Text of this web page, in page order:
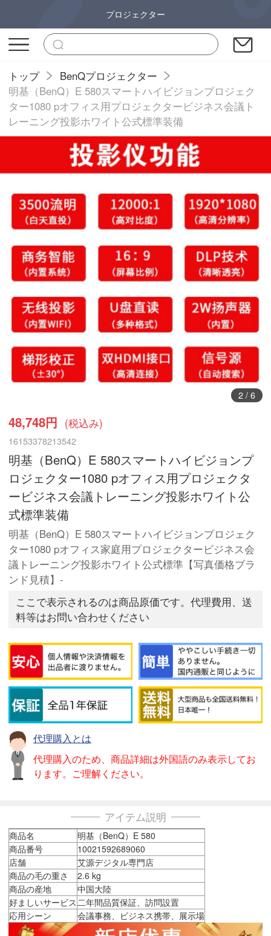
プロジェクター
トップ
BenQプロジェクター
明基（BenQ）E 580スマートハイビジョンプロジェク
ター1080 pオフィス用プロジェクタービジネス会議ト
レーニング投影ホワイト公式標準装備
3/ 6
48,748円 (税込み)
16153378213542
明基（BenQ）E 580スマートハイビジョンプ
ロジェクター1080 pオフィス用プロジェクタ
ービジネス会議トレーニング投影ホワイト公
式標準装備
明基（BenQ）E 580スマートハイビジョンプロジェク
ター1080 pオフィス家庭用プロジェクタービジネス会
議トレーニング投影ホワイト公式標準【写真価格ブラ
ンド見積】-
ここで表示されるのは商品原価です。代理費用、送
料等はお問い合わせください
代理購入とは
代理購入のため、商品詳細は外国語のみ表示してお
ります。ご理解ください。
アイテム説明
商品名
明基（BenQ）E 580
商品番号
10021592689060
店舗
艾源デジタル専門店
商品の毛の重さ
2.6 kg
商品の産地
中国大陸
好ましいサービス 二年間品質保証、訪問設置
応用シーン
会議事務、ビジネス携帯、展示場